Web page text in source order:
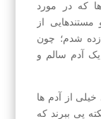
که در مورد
از
شدم؛ چون
یک آدم سالم و
از آدم ها
پی ببرند که